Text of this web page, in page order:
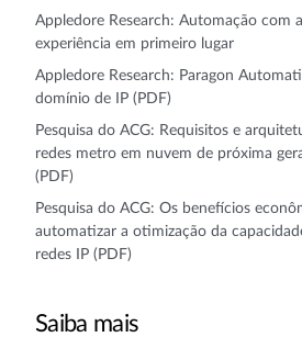
Appledore Research: Automação com a
experiência em primeiro lugar
Appledore Research: Paragon
domínio de IP (PDF)
Pesquisa do ACG: Requisitos e
redes metro em nuvem de próxima
(PDF)
Pesquisa do ACG: Os benefícios
automatizar a otimização da
redes IP (PDF)
Saiba mais